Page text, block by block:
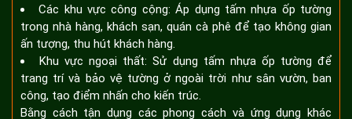
Các khu vực công cộng: Áp dụng tấm nhựa ốp tường
trong nhà hàng, khách sạn, quán cà phê để tạo không gian
ấn tượng, thu hút khách hàng.
Khu vực ngoại thất: Sử dụng tấm nhựa ốp tường để
trang trí và bảo vệ tường ở ngoài trời như sân vườn, ban
công, tạo điểm nhấn cho kiến trúc.
Bằng cách tận dụng các phong cách và ứng dụng khác